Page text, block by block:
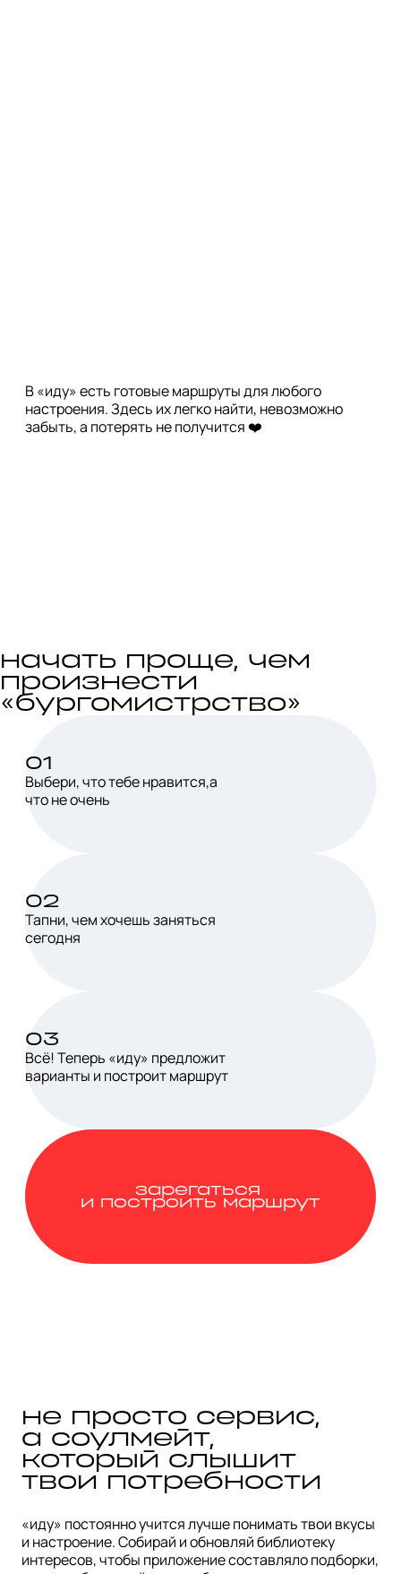
В «иду» есть готовые маршруты для любого
настроения. Здесь их легко найти, невозможно
забыть, а потерять не получится ❤️
начать проще, чем
произнести
«бургомистрство»
01
Выбери, что тебе нравится,а
что не очень
02
Тапни, чем хочешь заняться
сегодня
03
Всё! Теперь «иду» предложит
варианты и построит маршрут
зарегаться
и построить маршрут
не просто сервис,
а соулмейт,
который слышит
твои потребности
«иду» постоянно учится лучше понимать твои вкусы
и настроение. Собирай и обновляй библиотеку
интересов, чтобы приложение составляло подборки,